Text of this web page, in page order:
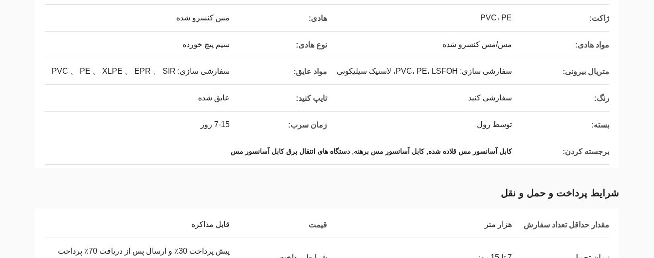
ژاکت: PVC، PE هادی: مس کنسرو شده
مواد هادی: مس/مس کنسرو شده نوع هادی: سیم پیچ خورده
متریال بیرونی: سفارشی سازی: PVC، PE، LSFOH، لاستیک سیلیکونی مواد عایق: سفارشی سازی: PVC 、 PE 、 XLPE 、 EPR 、 SIR
رنگ: سفارشی کنید تایپ کنید: عایق شده
بسته: توسط رول زمان سرب: 7-15 روز
برجسته کردن: کابل آسانسور مس قلاده شده,کابل آسانسور مس برهنه, دستگاه های انتقال برق کابل آسانسور مس
شرایط پرداخت و حمل و نقل
مقدار حداقل تعداد سفارش هزار متر قیمت قابل مذاکره
پیش پرداخت 30٪ و ارسال پس از دریافت 70٪ پرداخت